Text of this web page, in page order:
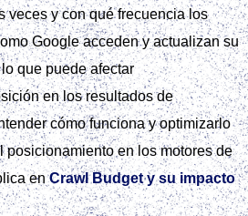
veces y con qué frecuencia los
Google acceden y actualizan su
que puede afectar
en los resultados de
cómo funciona y optimizarlo
posicionamiento en los motores de
enCrawl Budget y su impacto